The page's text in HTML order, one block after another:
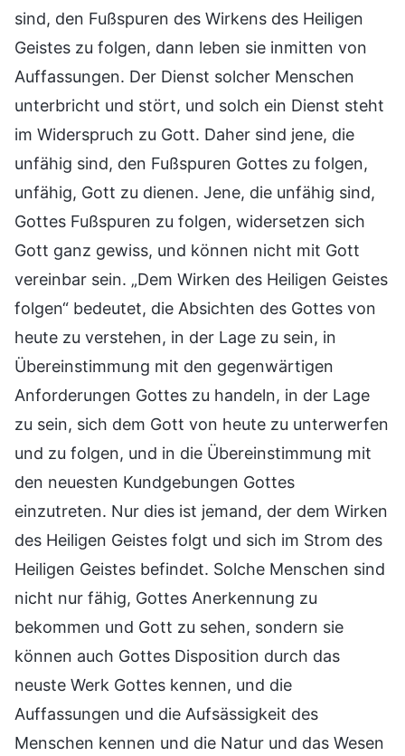
sind, den Fußspuren des Wirkens des Heiligen
Geistes zu folgen, dann leben sie inmitten von
Auffassungen. Der Dienst solcher Menschen
unterbricht und stört, und solch ein Dienst steht
im Widerspruch zu Gott. Daher sind jene, die
unfähig sind, den Fußspuren Gottes zu folgen,
unfähig, Gott zu dienen. Jene, die unfähig sind,
Gottes Fußspuren zu folgen, widersetzen sich
Gott ganz gewiss, und können nicht mit Gott
vereinbar sein. „Dem Wirken des Heiligen Geistes
folgen“ bedeutet, die Absichten des Gottes von
heute zu verstehen, in der Lage zu sein, in
Übereinstimmung mit den gegenwärtigen
Anforderungen Gottes zu handeln, in der Lage
zu sein, sich dem Gott von heute zu unterwerfen
und zu folgen, und in die Übereinstimmung mit
den neuesten Kundgebungen Gottes
einzutreten. Nur dies ist jemand, der dem Wirken
des Heiligen Geistes folgt und sich im Strom des
Heiligen Geistes befindet. Solche Menschen sind
nicht nur fähig, Gottes Anerkennung zu
bekommen und Gott zu sehen, sondern sie
können auch Gottes Disposition durch das
neuste Werk Gottes kennen, und die
Auffassungen und die Aufsässigkeit des
Menschen kennen und die Natur und das Wesen